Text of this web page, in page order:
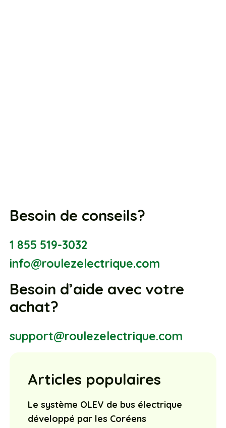
Besoin de conseils?
1 855 519-3032
info@roulezelectrique.com
Besoin d’aide avec votre
achat?
support@roulezelectrique.com
Articles populaires
Le système OLEV de bus électrique
développé par les Coréens